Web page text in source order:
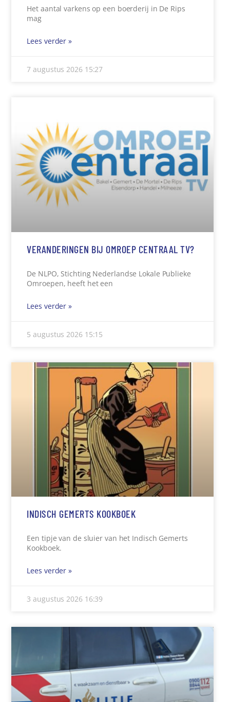
Het aantal varkens op een boerderij in De Rips
mag
Lees verder »
7 augustus 2026 15:27
VERANDERINGEN BIJ OMROEP CENTRAAL TV?
De NLPO, Stichting Nederlandse Lokale Publieke
Omroepen, heeft het een
Lees verder »
5 augustus 2026 15:15
INDISCH GEMERTS KOOKBOEK
Een tipje van de sluier van het Indisch Gemerts
Kookboek.
Lees verder »
3 augustus 2026 16:39